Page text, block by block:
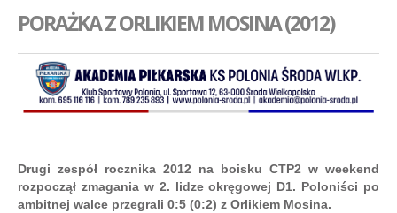
KONTAKT
SKLEP
PLAN TRENINGÓW
PORAŻKA Z ORLIKIEM MOSINA (2012)
Drugi zespół rocznika 2012 na boisku CTP2 w weekend
rozpoczął zmagania w 2. lidze okręgowej D1. Poloniści po
ambitnej walce przegrali 0:5 (0:2) z Orlikiem Mosina.